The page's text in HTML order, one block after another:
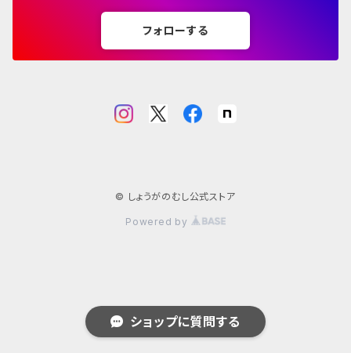
フォローする
© しょうがのむし公式ストア
Powered by
ショップに質問する